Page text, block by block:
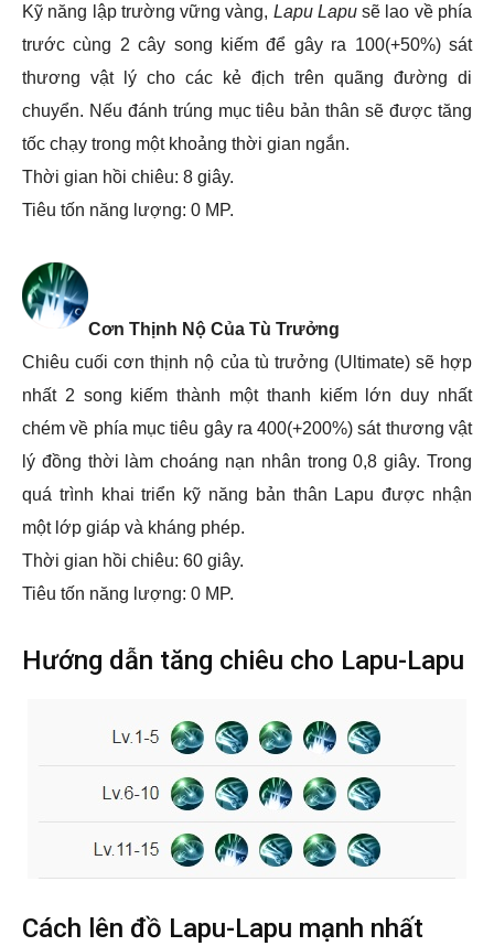
Kỹ năng lập trường vững vàng, Lapu Lapusẽ lao về phía
trước cùng 2 cây song kiếm để gây ra 100(+50%) sát
thương vật lý cho các kẻ địch trên quãng đường di
chuyển. Nếu đánh trúng mục tiêu bản thân sẽ được tăng
tốc chạy trong một khoảng thời gian ngắn.
Thời gian hồi chiêu: 8 giây.
Tiêu tốn năng lượng: 0 MP.
Cơn Thịnh Nộ Của Tù Trưởng
Chiêu cuối cơn thịnh nộ của tù trưởng (Ultimate) sẽ hợp
nhất 2 song kiếm thành một thanh kiếm lớn duy nhất
chém về phía mục tiêu gây ra 400(+200%) sát thương vật
lý đồng thời làm choáng nạn nhân trong 0,8 giây. Trong
quá trình khai triển kỹ năng bản thân Lapu được nhận
một lớp giáp và kháng phép.
Thời gian hồi chiêu: 60 giây.
Tiêu tốn năng lượng: 0 MP.
Hướng dẫn tăng chiêu cho Lapu-Lapu
Cách lên đồ Lapu-Lapu mạnh nhất